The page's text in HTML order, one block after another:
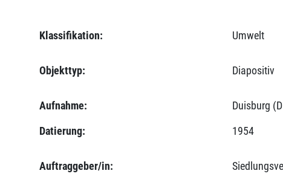
Klassifikation: Umwelt
Objekttyp: Diapositiv
Aufnahme:
Duisburg
Datierung:
1954
Auftraggeber/in: